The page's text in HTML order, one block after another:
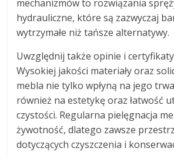
mechanizmów to rozwiązania
hydrauliczne, które są zazwyczaj
wytrzymałe niż tańsze alternatywy.
Uwzględnij także opinie i
Wysokiej jakości materiały oraz
mebla nie tylko wpłyną na jego
również na estetykę oraz łatwość
czystości. Regularna pielęgnacja
żywotność, dlatego zawsze
dotyczących czyszczenia i